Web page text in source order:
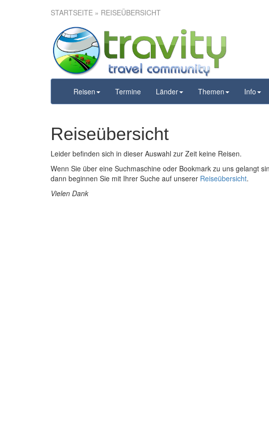
STARTSEITE » REISEÜBERSICHT
Reisen Termine Länder Themen Info
Reiseübersicht
Leider befinden sich in dieser Auswahl zur Zeit keine Reisen.
Wenn Sie über eine Suchmaschine oder Bookmark zu uns gelangt
dann beginnen Sie mit Ihrer Suche auf unserer Reiseübersicht.
Vielen Dank